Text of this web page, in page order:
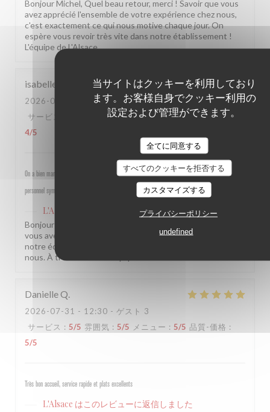
当サイトはクッキーを利用しており
ます。お客様自身でクッキー利用の
設定および管理ができます。
全てに同意する
すべてのクッキーを拒否する
カスタマイズする
プライバシーポリシー
undefined
Bonjour Michel, Quel beau retour, merci ! Savoir que vous
avez apprécié l'ensemble de votre expérience chez nous,
c'est exactement ce qui nous motive chaque jour. On
espère vous revoir très vite dans notre établissement !
L'équipe de L'Alsace
isabelle
2026-07-30
- 19:30 - ゲスト 4
サービス
雰囲気: 5/5 メニュー: 4/5 品質-価格 :
4/5
On a bien mangé, bon rapport qualité prix pour les champs, très bel emplacement, peu d attente,
personnel sympathique et efficace.
L'Alsace
はこのレビューに返信しました
Bonjour Isabelle, Merci pour ce beau retour ! Savoir que
vous avez passé un bon moment près des Champs et que
notre équipe a été à la hauteur, c'est une vraie fierté pour
nous. À très bientôt ! L'équipe de L'Alsace
DanielleQ
2026-07-31 - 12:30 - ゲスト 3
サービス : 5/5 雰囲気 : 5/5 メニュー : 5/5 品質-価格 :
5/5
Très bon accueil, service rapide et plats excellents
L'Alsace はこのレビューに返信しました